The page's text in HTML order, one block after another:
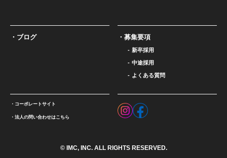
ブログ 募集要項
新卒採用
中途採用
よくある質問
コーポレートサイト
法人の問い合わせはこちら
© IMC, INC. ALL RIGHTS RESERVED.